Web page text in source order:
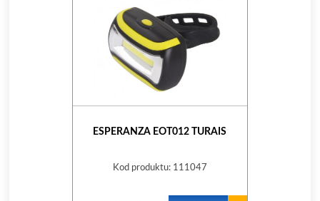
ESPERANZA EOT012 TURAIS
Kod produktu: 111047